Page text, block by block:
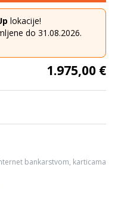
lokacije!
do 31.08.2026.
1.975,00 €
bankarstvom, karticama